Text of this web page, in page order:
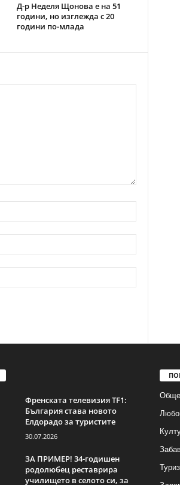
Д-р Неделя Щонова е на 51
години, но изглежда с 20
години по-млада
Френската телевизия TF1:
България става новото
Елдорадо за туристите
30.07.2026
ЗА ПРИМЕР! 34-годишен
родолюбец реставрира
училището в селото си, за